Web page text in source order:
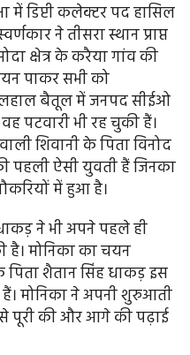
में डिप्टी कलेक्टर पद हासिल
ने तीसरा स्थान प्राप्त
क्षेत्र के करैया गांव की
पाकर सभी को
बैतूल में जनपद सीईओ
पटवारी भी रह चुकी हैं।
शिवानी के पिता विनोद
पहली ऐसी युवती हैं जिनका
में हुआ है।
ने भी अपने पहले ही
है। मोनिका का चयन
शैतान सिंह धाकड़ इस
मोनिका ने अपनी शुरुआती
पूरी की और आगे की पढ़ाई